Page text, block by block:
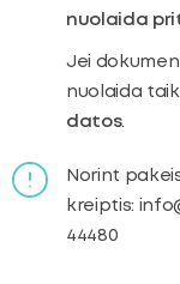
nuolaida
Jei
nuolaida
datos.
Norint
kreiptis:
44480